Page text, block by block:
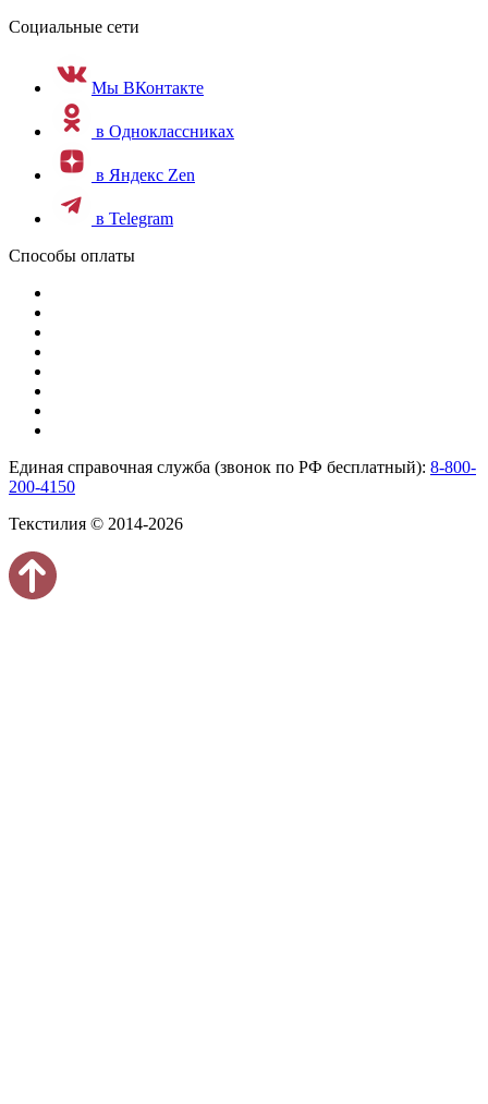
Социальные сети
Мы ВКонтакте
в Одноклассниках
в Яндекс Zen
в Telegram
Способы оплаты
Единая справочная служба (звонок по РФ бесплатный): 8-800-
200-4150
Текстилия © 2014-2026